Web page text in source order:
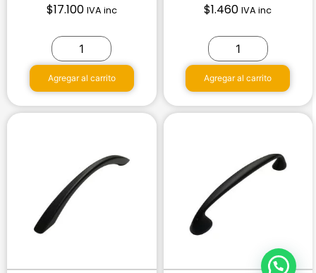
$17.100 IVA inc
Agregar al carrito
$1.460 IVA inc
Agregar al carrito